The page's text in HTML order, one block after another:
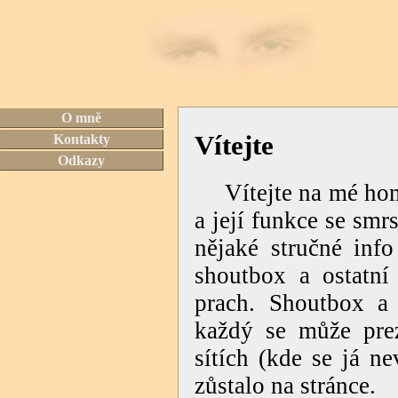
chytrex.cz
O mně
Kontakty
Odkazy
Vítejte
Vítejte na mé
a její funkce se
nějaké stručné
shoutbox a
prach. Shoutbox
každý se může
sítích (kde se já
zůstalo na stránce.